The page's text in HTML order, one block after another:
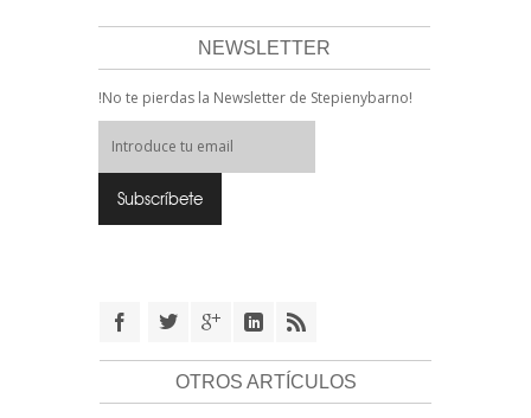
NEWSLETTER
!No te pierdas la Newsletter de Stepienybarno!
OTROS ARTÍCULOS